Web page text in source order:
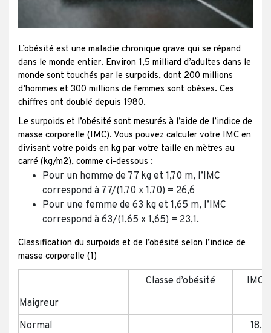
L’obésité est une maladie chronique grave qui se répand
dans le monde entier. Environ 1,5 milliard d’adultes dans le
monde sont touchés par le surpoids, dont 200 millions
d’hommes et 300 millions de femmes sont obèses. Ces
chiffres ont doublé depuis 1980.
Le surpoids et l’obésité sont mesurés à l’aide de l’indice de
masse corporelle (IMC). Vous pouvez calculer votre IMC en
divisant votre poids en kg par votre taille en mètres au
carré (kg/m2), comme ci-dessous :
Pour un homme de 77 kg et 1,70 m, l’IMC
correspond à 77/(1,70 x 1,70) = 26,6
Pour une femme de 63 kg et 1,65 m, l’IMC
correspond à 63/(1,65 x 1,65) = 23,1.
Classification du surpoids et de l’obésité selon l’indice de
masse corporelle (1)
Classe d’obésité
IMC
Maigreur
Normal